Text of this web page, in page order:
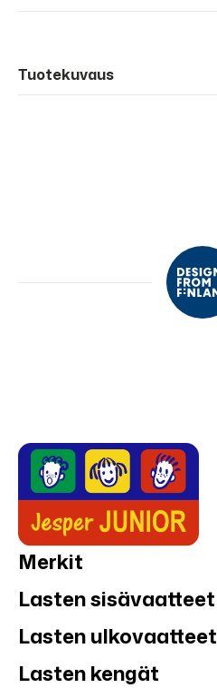
Tuotekuvaus
Merkit
Lasten sisävaatteet
Lasten ulkovaatteet
Lasten kengät